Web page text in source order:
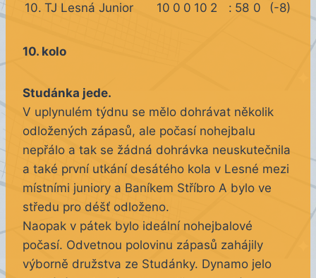
10. TJ Lesná Junior 10 0 0 10 2 : 58 0 (-8)
10. kolo
Studánka jede.
V uplynulém týdnu se mělo dohrávat několik
odložených zápasů, ale počasí nohejbalu
nepřálo a tak se žádná dohrávka neuskutečnila
a také první utkání desátého kola v Lesné mezi
místními juniory a Baníkem Stříbro A bylo ve
středu pro déšť odloženo.
Naopak v pátek bylo ideální nohejbalové
počasí. Odvetnou polovinu zápasů zahájily
výborně družstva ze Studánky. Dynamo jelo